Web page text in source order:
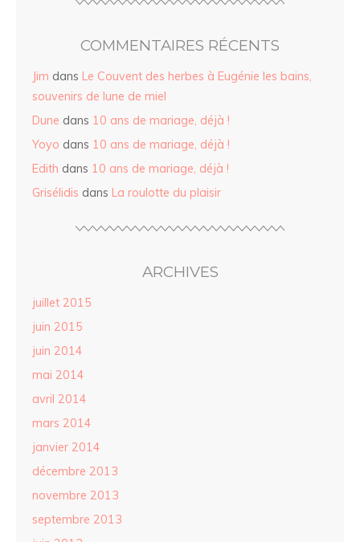
COMMENTAIRES RÉCENTS
Jim dans Le Couvent des herbes à Eugénie les bains,
souvenirs de lune de miel
Dune dans 10 ans de mariage, déjà !
Yoyo dans 10 ans de mariage, déjà !
Edith dans 10 ans de mariage, déjà !
Grisélidis dans La roulotte du plaisir
ARCHIVES
juillet 2015
juin 2015
juin 2014
mai 2014
avril 2014
mars 2014
janvier 2014
décembre 2013
novembre 2013
septembre 2013